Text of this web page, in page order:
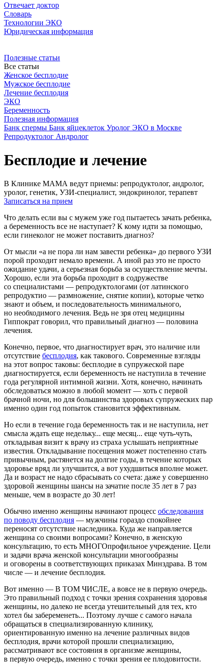
Отвечает доктор
Словарь
Технологии ЭКО
Юридическая информация
Полезные статьи
Все статьи
Женское бесплодие
Мужское бесплодие
Лечение бесплодия
ЭКО
Беременность
Полезная информация
Банк спермы Банк яйцеклеток Уролог ЭКО в Москве
Репродуктолог Андролог
Бесплодие и лечение
В Клинике МАМА ведут приемы: репродуктолог, андролог,
уролог, генетик, УЗИ-специалист, эндокринолог, терапевт
Записаться на прием
Что делать если вы с мужем уже год пытаетесь зачать ребенка,
а беременность все не наступает? К кому идти за помощью,
если гинеколог не может поставить диагноз?
От мысли «а не пора ли нам завести ребенка» до первого УЗИ
порой проходит немало времени. А иной раз это не просто
ожидание удачи, а серьезная борьба за осуществление мечты.
Хорошо, если эта борьба проходит в содружестве
со специалистами — репродуктологами (от латинского
репродуктио — размножение, снятие копии), которые четко
знают и объем, и последовательность минимального,
но необходимого лечения. Ведь не зря отец медицины
Гиппократ говорил, что правильный диагноз — половина
лечения.
Конечно, первое, что диагностирует врач, это наличие или
отсутствие бесплодия, как такового. Современные взгляды
на этот вопрос таковы: бесплодие в супружеской паре
диагностируется, если беременность не наступила в течение
года регулярной интимной жизни. Хотя, конечно, начинать
обследоваться можно в любой момент — хоть с первой
брачной ночи, но для большинства здоровых супружеских пар
именно один год попыток становится эффективным.
Но если в течение года беременность так и не наступила, нет
смысла ждать еще недельку... еще месяц... еще чуть-чуть,
откладывая визит к врачу из страха услышать неприятные
известия. Откладывание посещения может постепенно стать
привычным, растянется на долгие годы, в течение которых
здоровье вряд ли улучшится, а вот ухудшиться вполне может.
Да и возраст не надо сбрасывать со счета: даже у совершенно
здоровой женщины шансы на зачатие после 35 лет в 7 раз
меньше, чем в возрасте до 30 лет!
Обычно именно женщины начинают процесс обследования
по поводу бесплодия — мужчины гораздо спокойнее
переносят отсутствие наследника. Куда же направляется
женщина со своими вопросами? Конечно, в женскую
консультацию, то есть МНОГОпрофильное учреждение. Цели
и задачи врача женской консультации многообразны
и оговорены в соответствующих приказах Минздрава. В том
числе — и лечение бесплодия.
Вот именно — В ТОМ ЧИСЛЕ, а вовсе не в первую очередь.
Это правильный подход с точки зрения сохранения здоровья
женщины, но далеко не всегда утешительный для тех, кто
хотел бы забеременеть... Поэтому лучше с самого начала
обращаться в специализированную клинику,
ориентированную именно на лечение различных видов
бесплодия, врачи которой прошли специализацию,
рассматривают все состояния в организме женщины,
в первую очередь, именно с точки зрения ее плодовитости.